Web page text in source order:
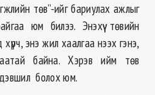
төв”-ийг бариулах ажлыг
юм билээ. Энэхүү төвийн
энэ жил хаалгаа нээх гэнэ,
байна. Хэрэв ийм төв
болох юм.